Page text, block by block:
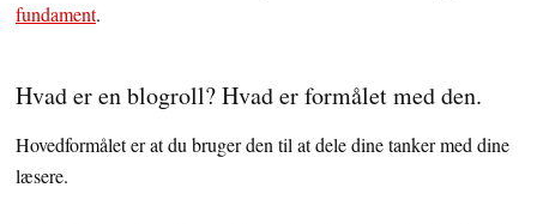
fundament.
Hvad er en blogroll? Hvad er formålet med den.
Hovedformålet er at du bruger den til at dele dine tanker med dine
læsere.